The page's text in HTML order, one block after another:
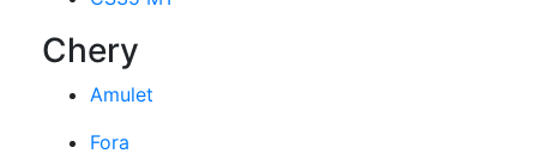
Chery
Amulet
Fora